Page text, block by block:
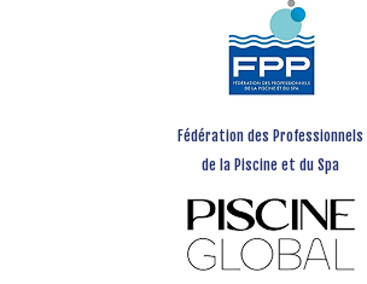
Fédération des Professionnels
de la Piscine et du Spa